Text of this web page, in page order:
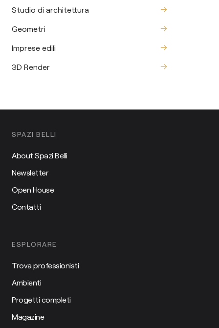
Studio di architettura
Geometri
Imprese edili
3D Render
SPAZI BELLI
About Spazi Belli
Newsletter
Open House
Contatti
ESPLORARE
Trova professionisti
Ambienti
Progetti completi
Magazine